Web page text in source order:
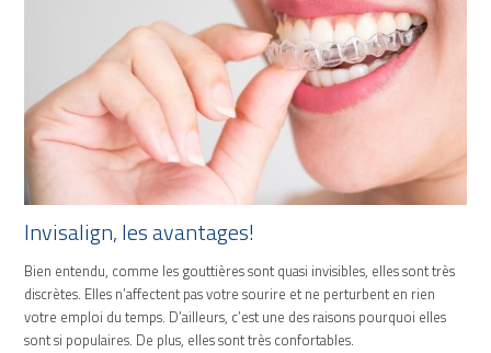
Invisalign, les avantages!
Bien entendu, comme les gouttières sont quasi invisibles, elles sont très
discrètes. Elles n’affectent pas votre sourire et ne perturbent en rien
votre emploi du temps. D’ailleurs, c’est une des raisons pourquoi elles
sont si populaires. De plus, elles sont très confortables.